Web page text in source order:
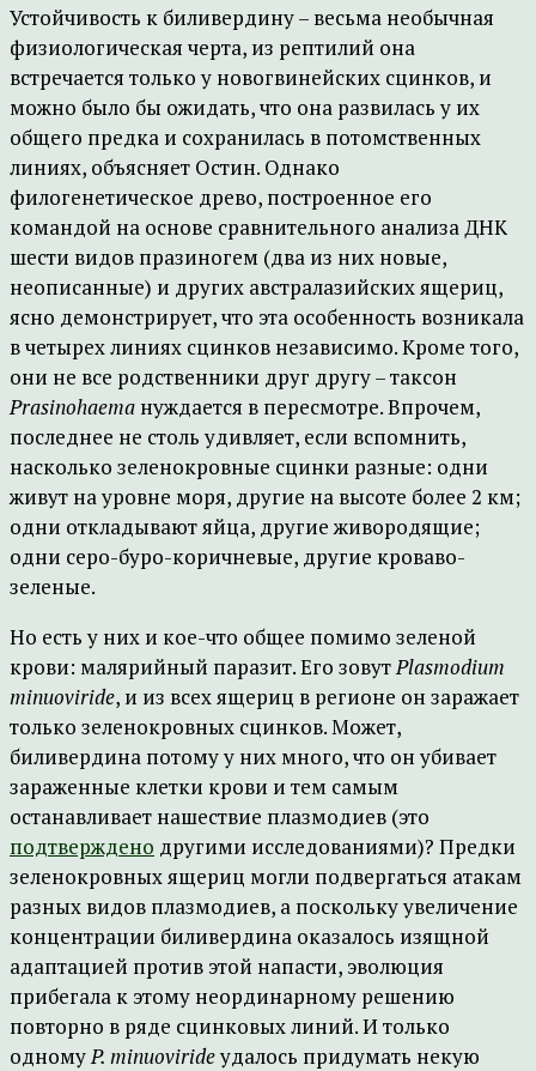
Устойчивость к биливердину – весьма необычная
физиологическая черта, из рептилий она
встречается только у новогвинейских сцинков, и
можно было бы ожидать, что она развилась у их
общего предка и сохранилась в потомственных
линиях, объясняет Остин. Однако
филогенетическое древо, построенное его
командой на основе сравнительного анализа ДНК
шести видов празиногем (два из них новые,
неописанные) и других австралазийских ящериц,
ясно демонстрирует, что эта особенность возникала
в четырех линиях сцинков независимо. Кроме того,
они не все родственники друг другу – таксон
Prasinohaema нуждается в пересмотре. Впрочем,
последнее не столь удивляет, если вспомнить,
насколько зеленокровные сцинки разные: одни
живут на уровне моря, другие на высоте более 2 км;
одни откладывают яйца, другие живородящие;
одни серо-буро-коричневые, другие кроваво-
зеленые.
Но есть у них и кое-что общее помимо зеленой
крови: малярийный паразит. Его зовутPlasmodium
minuoviride, и из всех ящериц в регионе он заражает
только зеленокровных сцинков. Может,
биливердина потому у них много, что он убивает
зараженные клетки крови и тем самым
останавливает нашествие плазмодиев (это
подтверждено другими исследованиями)? Предки
зеленокровных ящериц могли подвергаться атакам
разных видов плазмодиев, а поскольку увеличение
концентрации биливердина оказалось изящной
адаптацией против этой напасти, эволюция
прибегала к этому неординарному решению
повторно в ряде сцинковых линий. И только
одномуP. minuovirideудалось придумать некую